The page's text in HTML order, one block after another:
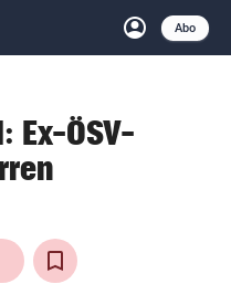
account_circle
Anmelden
Abo
close Schließen
arrow_right
Ex-ÖSV-